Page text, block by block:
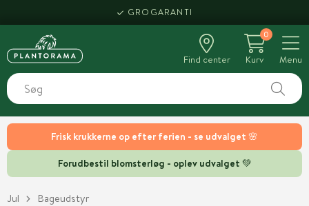
Frisk krukkerne op efter ferien - se udvalget 🌸
Forudbestil blomsterløg - oplev udvalget 💚
GROGARANTI
Find center
0
Kurv
Menu
Jul Bageudstyr